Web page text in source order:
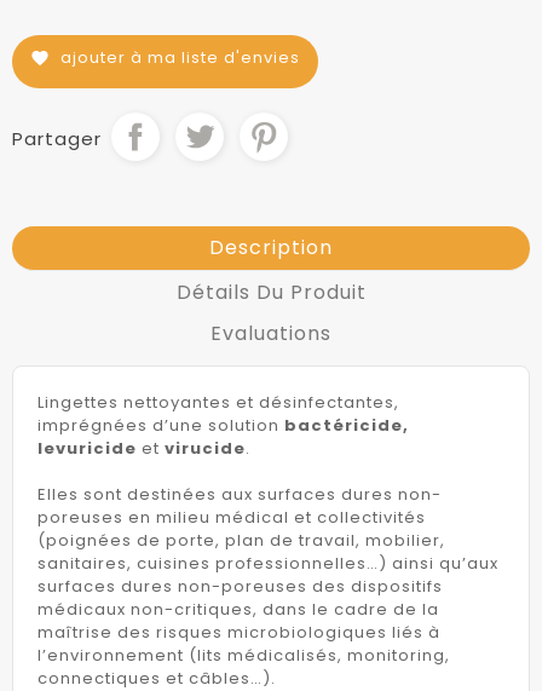
favorite ajouter à ma liste d'envies
Partager
Description
Détails Du Produit
Evaluations
Lingettes nettoyantes et désinfectantes,
imprégnées d’une solution bactéricide,
levuricide et virucide.
Elles sont destinées aux surfaces dures non-
poreuses en milieu médical et collectivités
(poignées de porte, plan de travail, mobilier,
sanitaires, cuisines professionnelles…) ainsi qu’aux
surfaces dures non-poreuses des dispositifs
médicaux non-critiques, dans le cadre de la
maîtrise des risques microbiologiques liés à
l’environnement (lits médicalisés, monitoring,
connectiques et câbles…).